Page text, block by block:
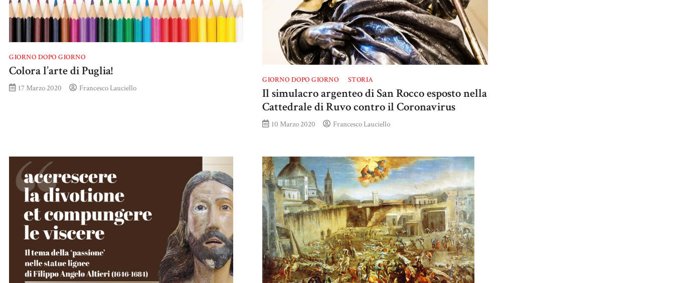
GIORNO DOPO GIORNO
Colora l’arte di Puglia!
17 Marzo 2020 Francesco Lauciello
GIORNO DOPO GIORNO STORIA
Il simulacro argenteo di San Rocco esposto nella
Cattedrale di Ruvo contro il Coronavirus
10 Marzo 2020 Francesco Lauciello